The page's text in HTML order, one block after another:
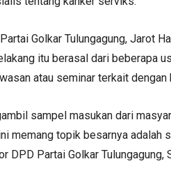
Golkar Tulungagung, Jarot
itu berasal dari beberapa
atau seminar terkait
sampel masukan dari
memang topik besarnya adalah
DPD Partai Golkar